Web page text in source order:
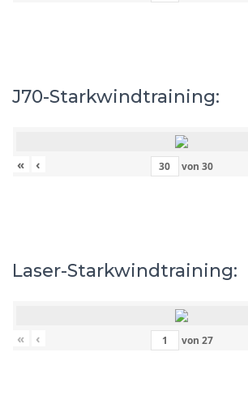
J70-Starkwindtraining:
« ‹ von 30
Laser-Starkwindtraining:
« ‹ von 27